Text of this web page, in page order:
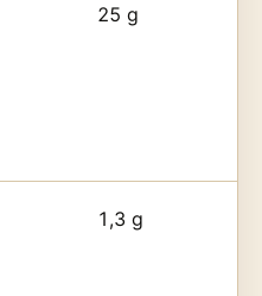
25 g
1,3 g